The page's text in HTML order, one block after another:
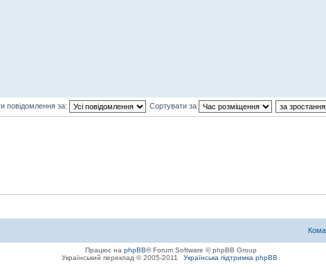
повідомлення за: Сортувати за
Працює на phpBB® Forum Software © phpBB Group
Український переклад © 2005-2011
Українська підтримка phpBB